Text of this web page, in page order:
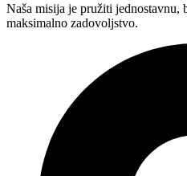
Naša misija je pružiti jednostavnu,
maksimalno zadovoljstvo.